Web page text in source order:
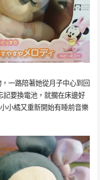
一路陪著她從月子中心到回
要換電池，就擱在床邊好
小橘又重新開始有睡前音樂